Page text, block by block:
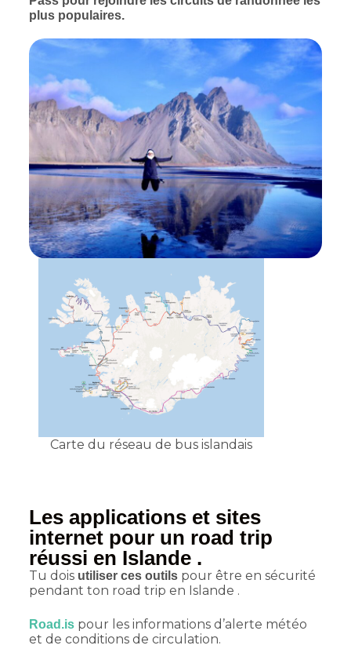
plus populaires.
Carte du réseau de bus islandais
Les applications et sites
internet pour un road trip
réussi en Islande .
Tu dois utiliser ces outilspour être en sécurité
pendant ton road trip en Islande .
Road.ispour les informations d’alerte météo
et de conditions de circulation.